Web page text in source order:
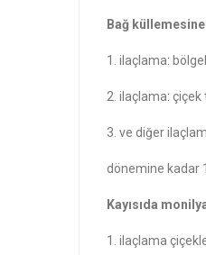
Bağ küllemesine
1. ilaçlama:
2. ilaçlama:
3. ve diğer
dönemine kadar
Kayısıda
1. ilaçlama